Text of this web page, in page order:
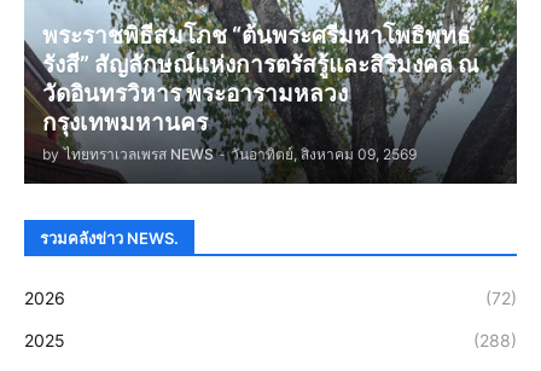
พระราชพิธีสมโภช “ต้นพระศรีมหาโพธิพุทธ
รังสี” สัญลักษณ์แห่งการตรัสรู้และสิริมงคล ณ
วัดอินทรวิหาร พระอารามหลวง
กรุงเทพมหานคร
by ไทยทราเวลเพรส NEWS - วันอาทิตย์, สิงหาคม 09, 2569
รวมคลังข่าว NEWS.
2026 (72)
2025 (288)